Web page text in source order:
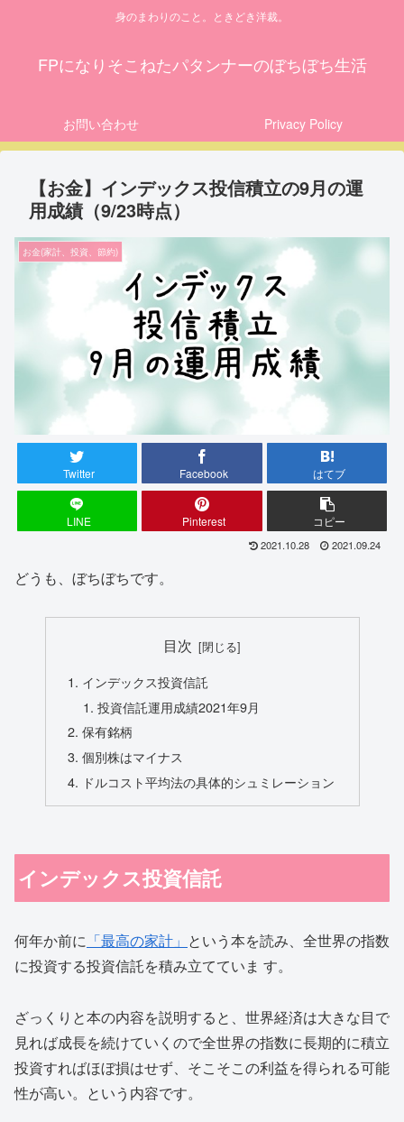
身のまわりのこと。ときどき洋裁。
FPになりそこねたパタンナーのぼちぼち生活
お問い合わせ Privacy Policy
【お金】インデックス投信積立の9月の運
用成績（9/23時点）
お金(家計、投資、節約)
Twitter Facebook はてブ
LINE Pinterest コピー
2021.10.28 2021.09.24
どうも、ぼちぼちです。
目次
インデックス投資信託
投資信託運用成績2021年9月
保有銘柄
個別株はマイナス
ドルコスト平均法の具体的シュミレーション
インデックス投資信託
何年か前に 「最高の家計」 という本を読み、全世界の指数
に投資する投資信託を積み立てていま す。
ざっくりと本の内容を説明すると、世界経済は大きな目で
見れば成長を続けていくので全世界の指数に長期的に積立
投資すればほぼ損はせず、そこそこの利益を得られる可能
性が高い。という内容です。